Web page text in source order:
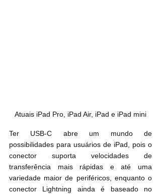
Atuais iPad Pro, iPad Air, iPad e iPad mini
Ter USB-C abre um mundo de
possibilidades para usuários de iPad, pois o
conector suporta velocidades de
transferência mais rápidas e até uma
variedade maior de periféricos, enquanto o
conector Lightning ainda é baseado no